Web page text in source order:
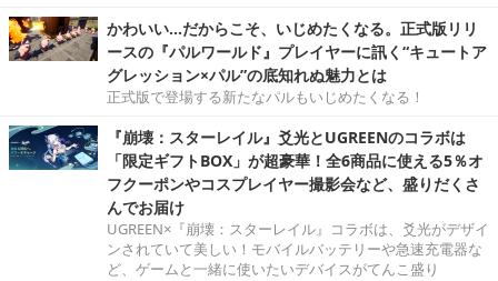
かわいい…だからこそ、いじめたくなる。正式版リリ
ースの『パルワールド』プレイヤーに訊く“キュートア
グレッション×パル”の底知れぬ魅力とは
正式版で登場する新たなパルもいじめたくなる！
『崩壊：スターレイル』爻光とUGREENのコラボは
「限定ギフトBOX」が超豪華！全6商品に使える5％オ
フクーポンやコスプレイヤー撮影会など、盛りだくさ
んでお届け
UGREEN×『崩壊：スターレイル』コラボは、爻光がデザイ
ンされていて美しい！モバイルバッテリーや急速充電器な
ど、ゲームと一緒に使いたいデバイスがてんこ盛り